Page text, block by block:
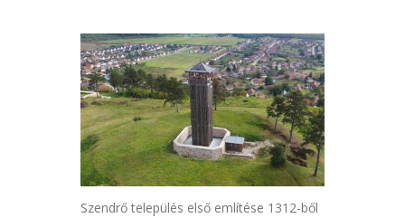
Szendrő település első említése 1312-ből